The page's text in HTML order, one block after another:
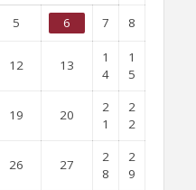
5 6 7 8
12 13
1
4
1
5
19 20
2
1
2
2
26 27
2
8
2
9